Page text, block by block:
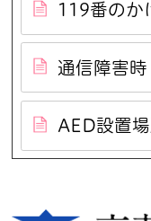
119番のか
通信障害
AED設置